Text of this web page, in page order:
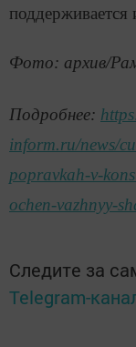
поддерживается
Фото: архив/
Подробнее:
inform.ru/news/
popravkah-v-
ochen-vazhnyy-
Следите за
Telegram-